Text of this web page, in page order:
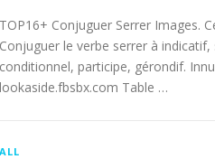
TOP16+ Conjuguer Serrer Images.
Conjuguer le verbe serrer à
conditionnel, participe, gérondif.
lookaside.fbsbx.com Table …
ALL